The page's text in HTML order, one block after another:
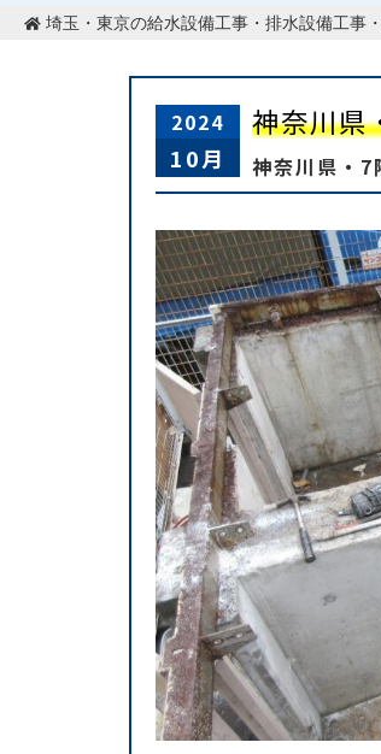
埼玉・東京の給水設備工事・排水設備工事
2024
10月
神奈川県
神奈川県・